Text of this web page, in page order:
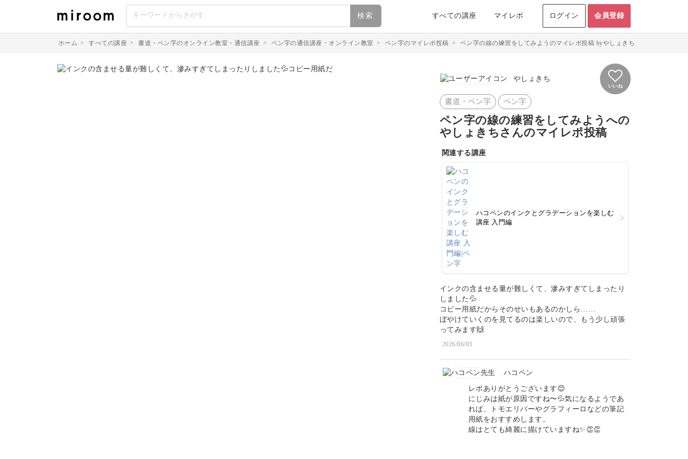
検索 すべての講座 マイレポ ログイン 会員登録
ホーム > すべての講座 > 書道・ペン字のオンライン教室・通信講座 > ペン字の通信講座・オンライン教室 > ペン字のマイレポ投稿 > ペン字の線の練習をしてみようのマイレポ投稿 byやしょきち
やしょきち
いいね
書道・ペン字 ペン字
ペン字の線の練習をしてみようへの
やしょきちさんのマイレポ投稿
関連する講座
ハコペンのインクとグラデーションを楽しむ
講座 入門編
インクの含ませる量が難しくて、滲みすぎてしまったり
しました💦
コピー用紙だからそのせいもあるのかしら……
ぼやけていくのを見てるのは楽しいので、もう少し頑張
ってみます🙌
2026/06/03
ハコペン
レポありがとうございます😊
にじみは紙が原因ですね〜💦気になるようであ
れば、トモエリバーやグラフィーロなどの筆記
用紙をおすすめします。
線はとても綺麗に描けていますね✨👏👏